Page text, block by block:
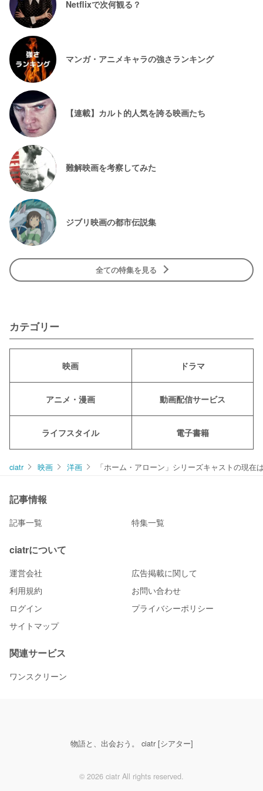
Netflixで次何観る？
マンガ・アニメキャラの強さランキング
【連載】カルト的人気を誇る映画たち
難解映画を考察してみた
ジブリ映画の都市伝説集
全ての特集を見る
カテゴリー
映画 ドラマ
アニメ・漫画 動画配信サービス
ライフスタイル 電子書籍
ciatr 映画 洋画 「ホーム・アローン」シリーズキャストの現
記事情報
記事一覧 特集一覧
ciatrについて
運営会社
広告掲載に関して
利用規約
お問い合わせ
ログイン
プライバシーポリシー
サイトマップ
関連サービス
ワンスクリーン
物語と、出会おう。 ciatr [シアター]
© 2026 ciatr All rights reserved.